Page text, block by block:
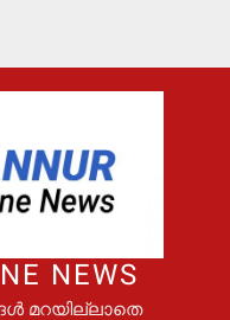
NEWS
മറയില്ലാതെ